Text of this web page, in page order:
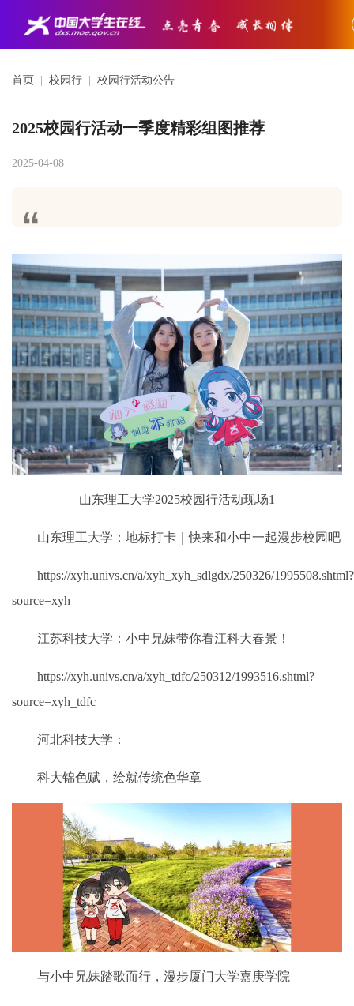
首页 校园行 校园行活动公告
2025校园行活动一季度精彩组图推荐
2025-04-08
山东理工大学2025校园行活动现场1
山东理工大学：地标打卡｜快来和小中一起漫步校园吧
https://xyh.univs.cn/a/xyh_xyh_sdlgdx/250326/1995508.shtml?
source=xyh
江苏科技大学：小中兄妹带你看江科大春景！
https://xyh.univs.cn/a/xyh_tdfc/250312/1993516.shtml?
source=xyh_tdfc
河北科技大学：
科大锦色赋，绘就传统色华章
与小中兄妹踏歌而行，漫步厦门大学嘉庚学院